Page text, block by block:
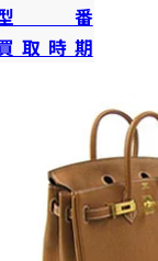
番
取時期